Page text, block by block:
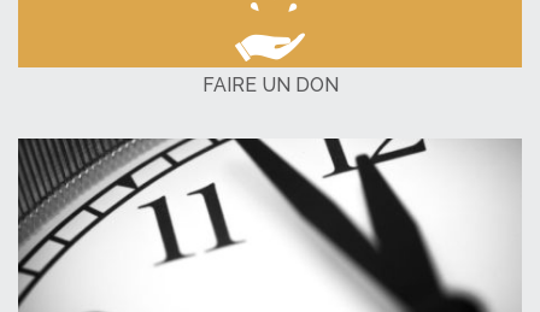
FAIRE UN DON